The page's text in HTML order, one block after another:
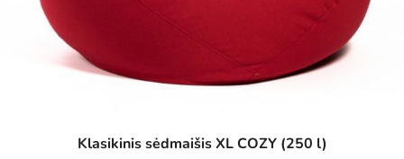
Klasikinis sėdmaišis XL COZY (250 l)